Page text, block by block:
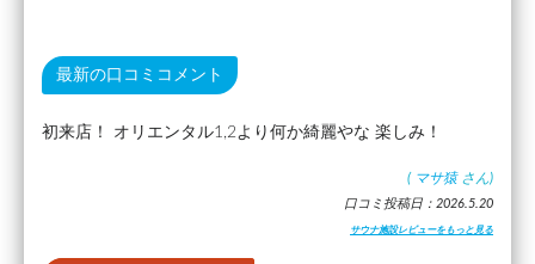
最新の口コミコメント
初来店！ オリエンタル1,2より何か綺麗やな 楽しみ！
( マサ猿 さん)
口コミ投稿日：2026.5.20
サウナ施設レビューをもっと見る